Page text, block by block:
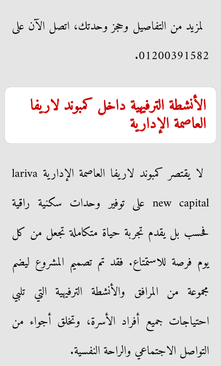
لمزيد من التفاصيل وحجز وحدتك، اتصل الآن على
01200391582.
الأنشطة الترفيهية داخل كمبوند لاريفا
العاصمة الإدارية
لا يقتصر كمبوند لاريفا العاصمة الإدارية lariva
new capital على توفير وحدات سكنية راقية
فحسب بل يقدم تجربة حياة متكاملة تجعل من كل
يوم فرصة للاستمتاع. فقد تم تصميم المشروع ليضم
مجموعة من المرافق والأنشطة الترفيهية التي تلبي
احتياجات جميع أفراد الأسرة، وتخلق أجواء من
التواصل الاجتماعي والراحة النفسية.